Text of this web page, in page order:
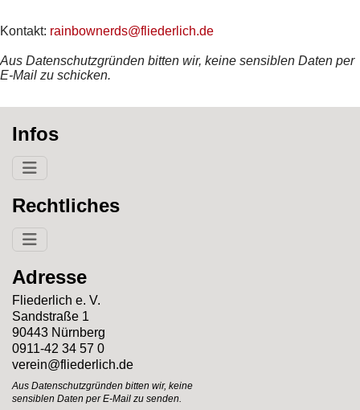
Kontakt: rainbownerds@fliederlich.de
Aus Datenschutzgründen bitten wir, keine sensiblen Daten per
E-Mail zu schicken.
Infos
Rechtliches
Adresse
Fliederlich e. V.
Sandstraße 1
90443 Nürnberg
0911-42 34 57 0
verein@fliederlich.de
Aus Datenschutzgründen bitten wir, keine
sensiblen Daten per E-Mail zu senden.